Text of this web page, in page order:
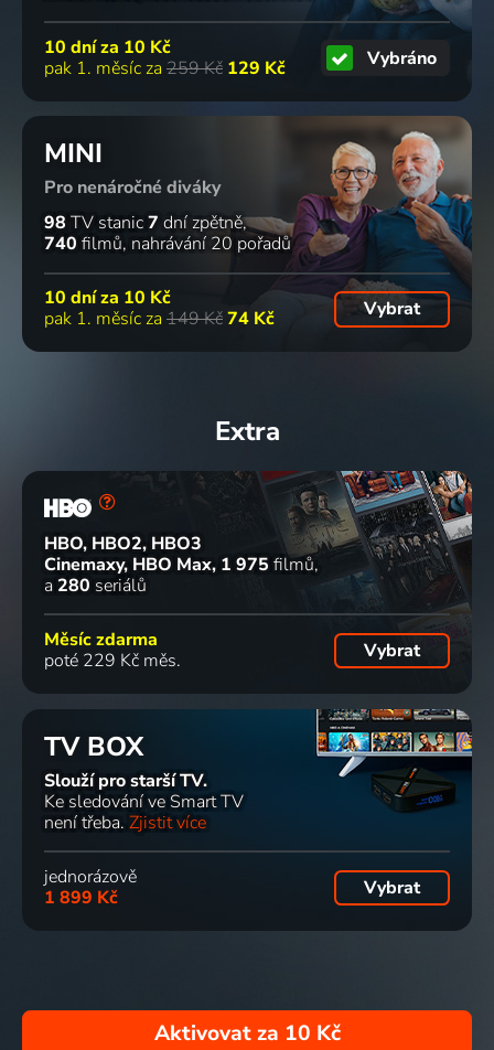
10 dní za 10 Kč
pak 1. měsíc za 259 Kč 129 Kč Vybráno
MINI
Pro nenáročné diváky
98 TV stanic7 dní zpětně
740 filmů nahrávání 20 pořadů
10 dní za 10 Kč
pak 1. měsíc za 149 Kč74 Kč Vybrat
Extra
HBO, HBO2, HBO3
Cinemaxy, HBO Max 1 975 filmů
a 280 seriálů
Měsíc zdarma
poté 229 Kč měs.
Vybrat
TV BOX
Slouží pro starší TV.
Ke sledování ve Smart TV
není třeba. Zjistit více
jednorázově
1 899 Kč
Vybrat
Aktivovat za 10 Kč